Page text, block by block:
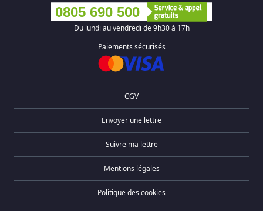
0805 690 500
Du lundi au vendredi de 9h30 à 17h
Paiements sécurisés
CGV
Envoyer une lettre
Suivre ma lettre
Mentions légales
Politique des cookies